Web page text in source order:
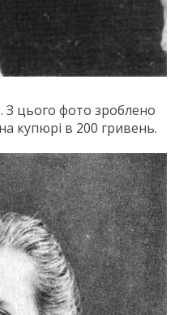
З цього фото зроблено
купюрі в 200 гривень.